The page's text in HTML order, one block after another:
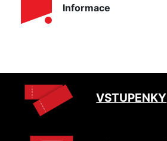
Informace
VSTUPENKY